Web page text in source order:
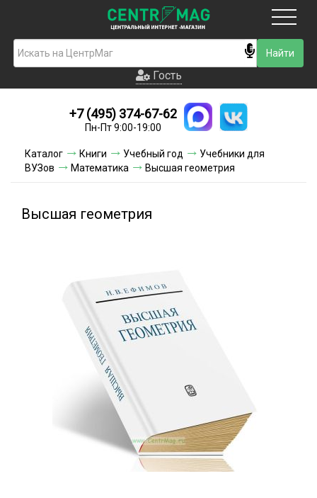
Гость
Новинки
Условия доставки
Контакты
Гость
+7 (495) 374-67-62
Пн-Пт 9:00-19:00
Каталог Книги Учебный год
Учебники для
ВУЗов
Математика Высшая геометрия
Высшая геометрия